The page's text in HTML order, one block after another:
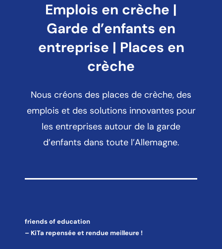
Emplois en crèche |
Garde d’enfants en
entreprise | Places en
crèche
Nous créons des places de crèche, des
emplois et des solutions innovantes pour
les entreprises autour de la garde
d’enfants dans toute l’Allemagne.
friends of education
– KiTa repensée et rendue meilleure !